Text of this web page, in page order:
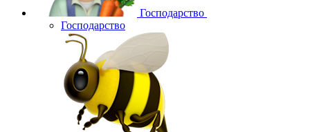
Господарство
Господарство